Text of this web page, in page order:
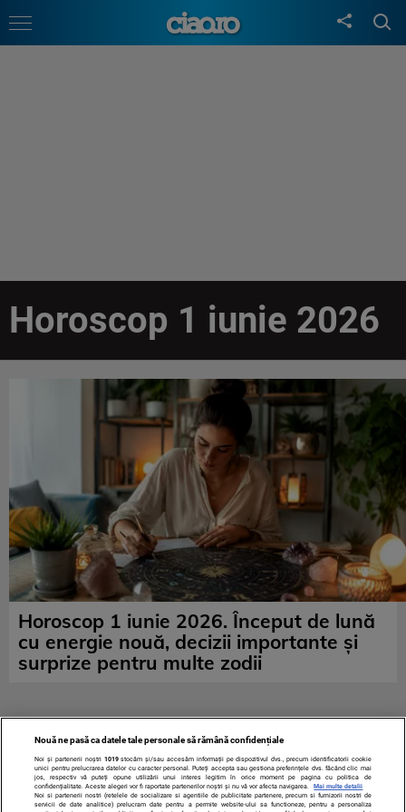
Horoscop 1 iunie 2026
Horoscop 1 iunie 2026. Început de lună
cu energie nouă, decizii importante și
surprize pentru multe zodii
Nouă ne pasă ca datele tale personale să rămână confidențiale
Noi și partenerii noștri 1019stocăm și/sau accesăm informații pe dispozitivul dvs., precum identificatorii cookie
unici pentru prelucrarea datelor cu caracter personal. Puteți accepta sau gestiona preferințele dvs. făcând clic mai
jos, respectiv vă puteți opune utilizării unui interes legitim în orice moment pe pagina cu politica de
confidențialitate. Aceste alegeri vor fi raportate partenerilor noștri și nu vă vor afecta navigarea.
Mai multe detalii
Noi si partenerii nostri (retelele de socializare si agentiile de publicitate partenere, precum si furnizorii nostri de
servicii de date analitice) prelucram date pentru a permite website-ului sa functioneze, pentru a personaliza